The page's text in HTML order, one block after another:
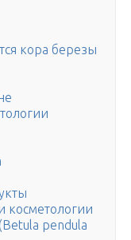
кора березы
косметологии
pendula